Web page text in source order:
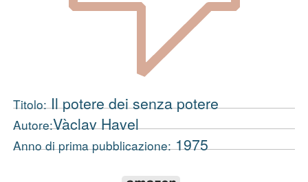
Titolo:Il potere dei senza potere
Autore:Vàclav Havel
Anno di prima pubblicazione:1975